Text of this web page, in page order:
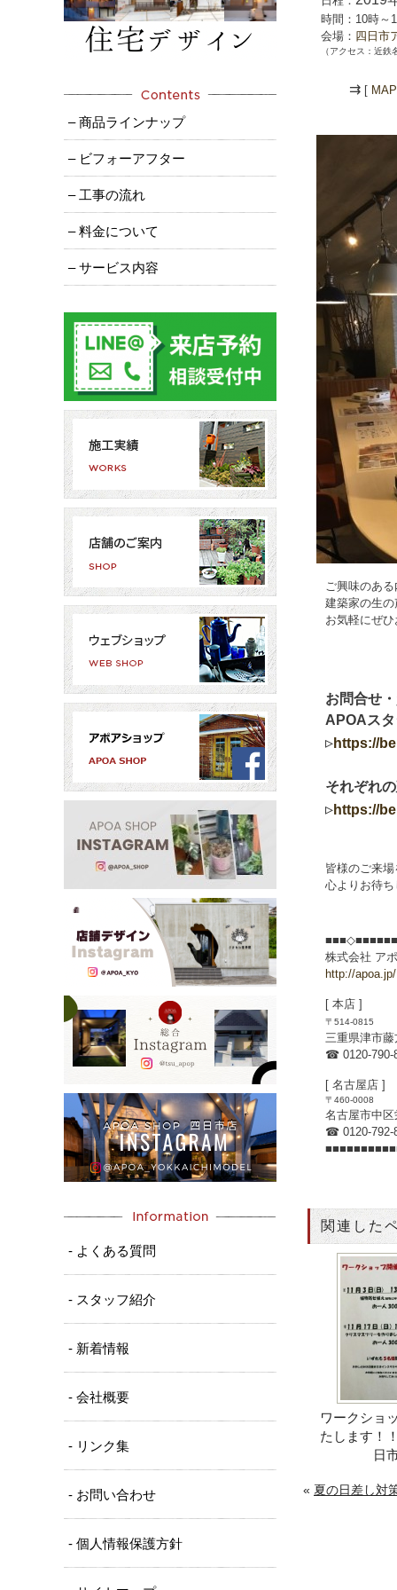
時間：10時～
会場： 四日市
（アクセス：近鉄
⇉ [ MAP
ご興味のあ
建築家の生
お気軽にぜ
お問合せ
APOAス
▹https://
それぞれ
▹https://
皆様のご来場
心よりお待
株式会社 ア
http://apoa.jp/
[ 本店 ]
〒514-0815
三重県津市藤
☎ 0120-790-
[ 名古屋店 ]
〒460-0008
名古屋市中
☎ 0120-
関連した
ワークショ
たします！
日
« 夏の日差し対
– 商品ラインナップ
– ビフォーアフター
– 工事の流れ
– 料金について
– サービス内容
- よくある質問
- スタッフ紹介
- 新着情報
- 会社概要
- リンク集
- お問い合わせ
- 個人情報保護方針